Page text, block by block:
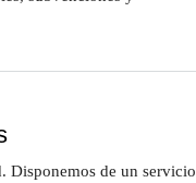
Disponemos de un servicio